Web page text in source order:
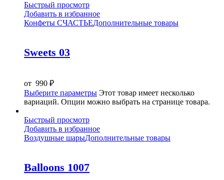
Быстрый просмотр
Добавить в избранное
Конфеты СЧАСТЬЕДополнительные товары
Sweets 03
от 990 ₽
Выберите параметры Этот товар имеет несколько
вариаций. Опции можно выбрать на странице товара.
Быстрый просмотр
Добавить в избранное
Воздушные шарыДополнительные товары
Balloons 1007